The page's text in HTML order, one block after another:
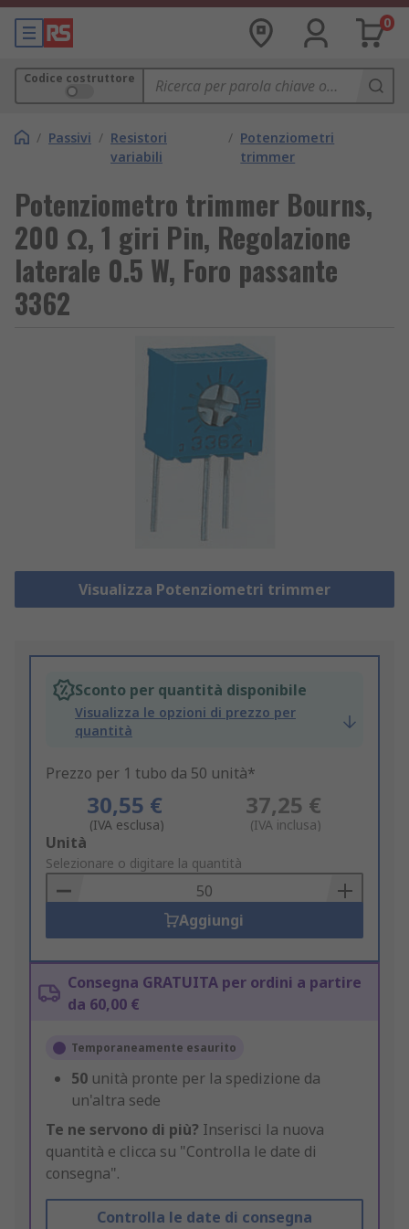
0
Codice costruttore
/ Passivi / Resistori
variabili
/ Potenziometri
trimmer
Potenziometro trimmer Bourns,
200 Ω, 1 giri Pin, Regolazione
laterale 0.5 W, Foro passante
3362
Visualizza Potenziometri trimmer
Sconto per quantità disponibile
Visualizza le opzioni di prezzo per
quantità
Prezzo per 1 tubo da 50 unità*
30,55 €
(IVA esclusa)
37,25 €
(IVA inclusa)
Add
to
Basket
Unità
Selezionare o digitare la quantità
Aggiungi
Consegna GRATUITA per ordini a partire
da 60,00 €
Temporaneamente esaurito
50 unità pronte per la spedizione da
un'altra sede
Te ne servono di più? Inserisci la nuova
quantità e clicca su "Controlla le date di
consegna".
Controlla le date di consegna